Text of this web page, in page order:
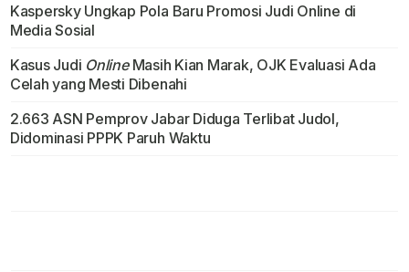
Kaspersky Ungkap Pola Baru Promosi Judi Online di
Media Sosial
Kasus Judi OnlineMasih Kian Marak, OJK Evaluasi Ada
Celah yang Mesti Dibenahi
2.663 ASN Pemprov Jabar Diduga Terlibat Judol,
Didominasi PPPK Paruh Waktu